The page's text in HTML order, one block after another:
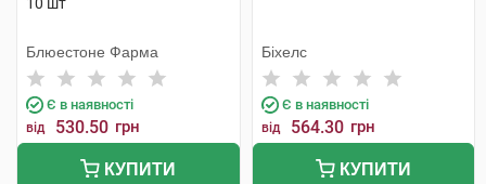
Блюестоне Фарма
Є в наявності
від 530.50 грн
КУПИТИ
Біхелс
Є в наявності
від 564.30 грн
КУПИТИ